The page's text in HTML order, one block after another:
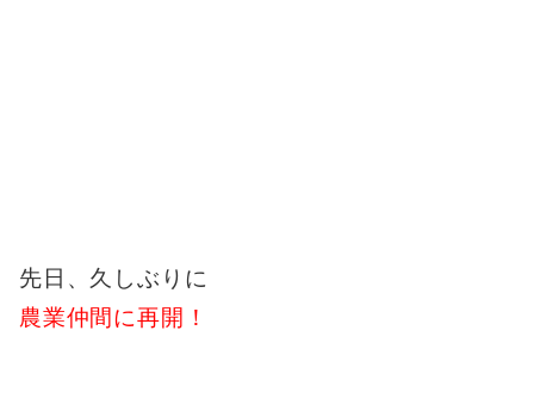
先日、久しぶりに
農業仲間に再開！